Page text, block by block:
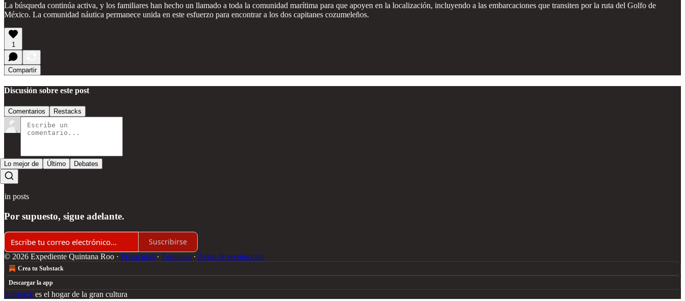
La búsqueda continúa activa, y los familiares han hecho un llamado a toda la comunidad marítima para que apoyen en la localización, incluyendo a las embarcaciones que transiten por la ruta del Golfo de
México. La comunidad náutica permanece unida en este esfuerzo para encontrar a los dos capitanes cozumeleños.
1
Compartir
Discusión sobre este post
Comentarios Restacks
Lo mejor de Último Debates
Sin posts
Por supuesto, sigue adelante.
Suscribirse
© 2026 Expediente Quintana Roo · Privacidad ∙ Términos ∙ Aviso de recolección
Crea tu Substack
Descargar la app
Substack es el hogar de la gran cultura